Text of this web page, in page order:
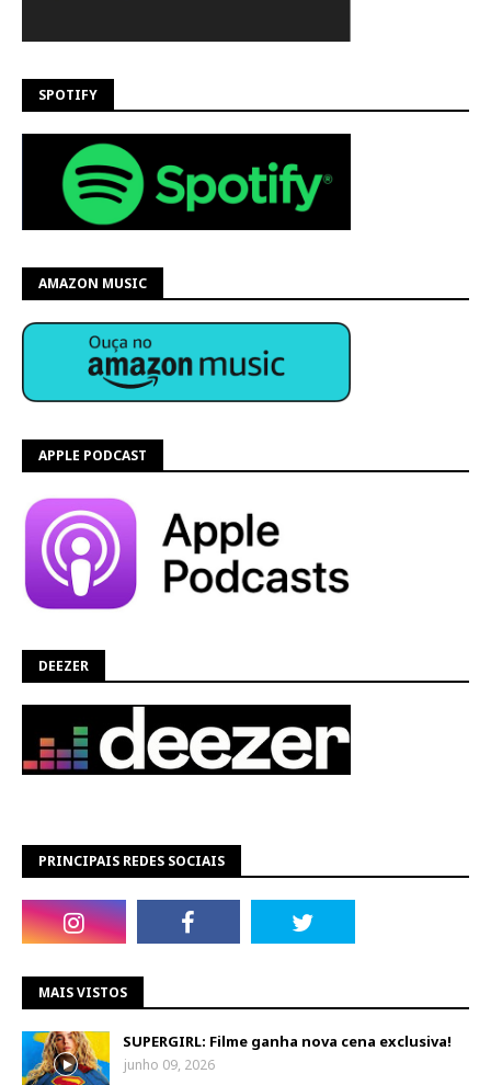
SPOTIFY
AMAZON MUSIC
APPLE PODCAST
DEEZER
PRINCIPAIS REDES SOCIAIS
MAIS VISTOS
SUPERGIRL: Filme ganha nova cena exclusiva!
junho 09, 2026